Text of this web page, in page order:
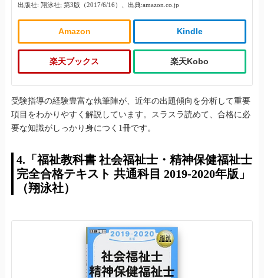
出版社: 翔泳社; 第3版（2017/6/16）、出典:amazon.co.jp
Amazon Kindle
楽天ブックス 楽天Kobo
受験指導の経験豊富な執筆陣が、近年の出題傾向を分析して重要
項目をわかりやすく解説しています。スラスラ読めて、合格に必
要な知識がしっかり身につく1冊です。
4.「福祉教科書 社会福祉士・精神保健福祉士
完全合格テキスト 共通科目 2019-2020年版」
（翔泳社）